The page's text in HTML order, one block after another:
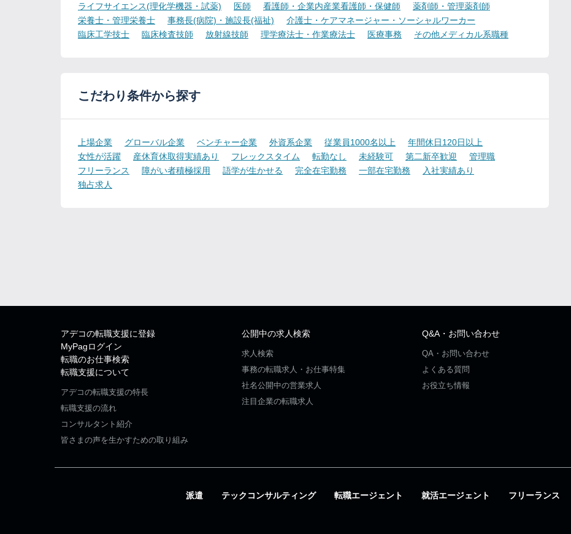
ライフサイエンス(理化学機器・試薬)
医師 看護師・企業内産業看護師・保健師
薬剤師・管理薬剤師
栄養士・管理栄養士
事務長(病院)・施設長(福祉)
介護士・ケアマネージャー・ソーシャルワーカー
臨床工学技士
臨床検査技師 放射線技師 理学療法士・作業療法士 医療事務 その他メディカル系職種
こだわり条件から探す
上場企業 グローバル企業 ベンチャー企業 外資系企業 従業員1000名以上
年間休日120日以上
女性が活躍
産休育休取得実績あり フレックスタイム 転勤なし 未経験可 第二新卒歓迎
管理職
フリーランス
障がい者積極採用 語学が生かせる 完全在宅勤務 一部在宅勤務
入社実績あり
独占求人
アデコの転職支援に登録
MyPagログイン
転職のお仕事検索
転職支援について
アデコの転職支援の特長
転職支援の流れ
コンサルタント紹介
皆さまの声を生かすための取り組み
公開中の求人検索
求人検索
事務の転職求人・お仕事特集
社名公開中の営業求人
注目企業の転職求人
Q&A・お問い合わせ
QA・お問い合わせ
よくある質問
お役立ち情報
派遣 テックコンサルティング 転職エージェント 就活エージェント フリーランス